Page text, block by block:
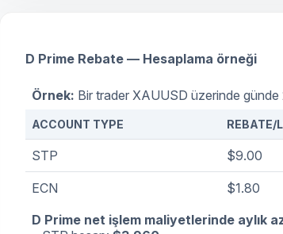
D Prime Rebate — Hesaplama örneği
Örnek: Bir trader XAUUSD üzerinde günde
ACCOUNT TYPE REBATE/
STP $9.00
ECN $1.80
D Prime net işlem maliyetlerinde aylık